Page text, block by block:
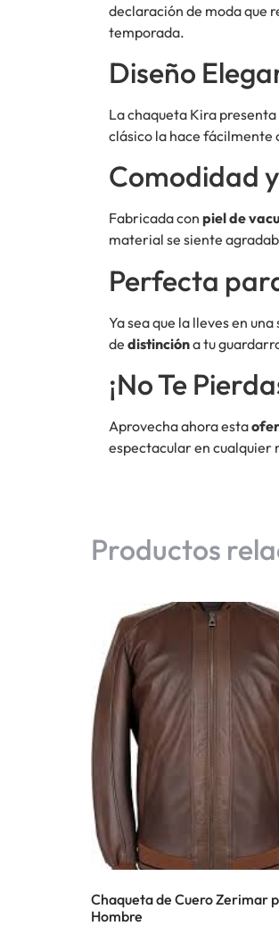
declaración de moda que
temporada.
Diseño
La chaqueta Kira presenta
clásico la hace fácilmente
Comodidad
Fabricada con piel de
material se siente
Perfecta
Ya sea que la lleves en
de distincióna tu
¡No Te
Aprovecha ahora esta
espectacular en cualquier
Productos
Chaqueta de Cuero Zerimar
Hombre